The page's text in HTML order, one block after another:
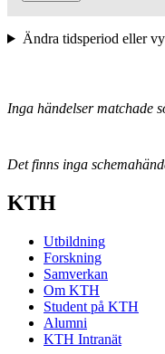
Ändra tidsperiod eller vy
Inga händelser matchade
Det finns inga
KTH
Utbildning
Forskning
Samverkan
Om KTH
Student på KTH
Alumni
KTH Intranät